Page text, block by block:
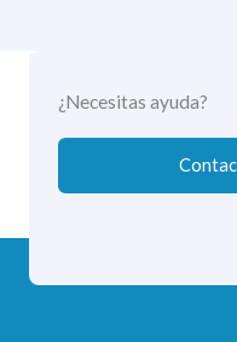
¿Necesitas ayuda?